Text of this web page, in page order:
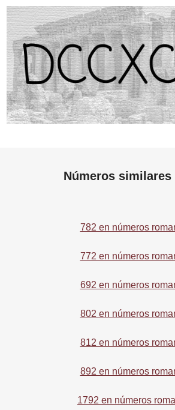
Números similares
782 en números
772 en números
692 en números
802 en números
812 en números
892 en números
1792 en números